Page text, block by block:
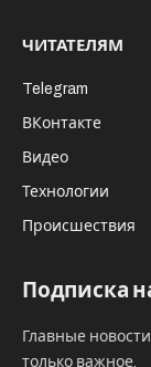
ЧИТАТЕЛЯМ
Telegram
ВКонтакте
Видео
Технологии
Происшествия
Подписка
Главные
только важное.